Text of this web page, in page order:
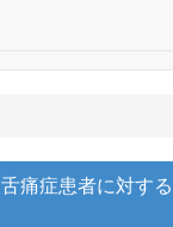
舌痛症患者に対す